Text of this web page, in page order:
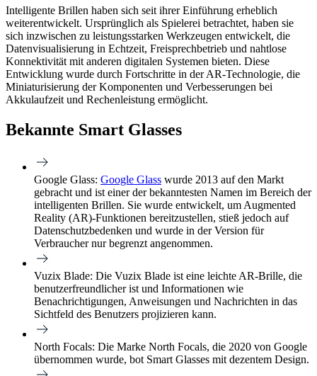
Intelligente Brillen haben sich seit ihrer Einführung erheblich
weiterentwickelt. Ursprünglich als Spielerei betrachtet, haben sie
sich inzwischen zu leistungsstarken Werkzeugen entwickelt, die
Datenvisualisierung in Echtzeit, Freisprechbetrieb und nahtlose
Konnektivität mit anderen digitalen Systemen bieten. Diese
Entwicklung wurde durch Fortschritte in der AR-Technologie, die
Miniaturisierung der Komponenten und Verbesserungen bei
Akkulaufzeit und Rechenleistung ermöglicht.
Bekannte Smart Glasses
Google Glass: Google Glass wurde 2013 auf den Markt
gebracht und ist einer der bekanntesten Namen im Bereich der
intelligenten Brillen. Sie wurde entwickelt, um Augmented
Reality (AR)-Funktionen bereitzustellen, stieß jedoch auf
Datenschutzbedenken und wurde in der Version für
Verbraucher nur begrenzt angenommen.
Vuzix Blade: Die Vuzix Blade ist eine leichte AR-Brille, die
benutzerfreundlicher ist und Informationen wie
Benachrichtigungen, Anweisungen und Nachrichten in das
Sichtfeld des Benutzers projizieren kann.
North Focals: Die Marke North Focals, die 2020 von Google
übernommen wurde, bot Smart Glasses mit dezentem Design.